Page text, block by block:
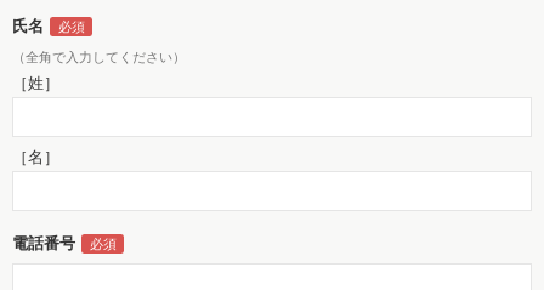
氏名
（全角で入力してください）
［姓］
［名］
電話番号